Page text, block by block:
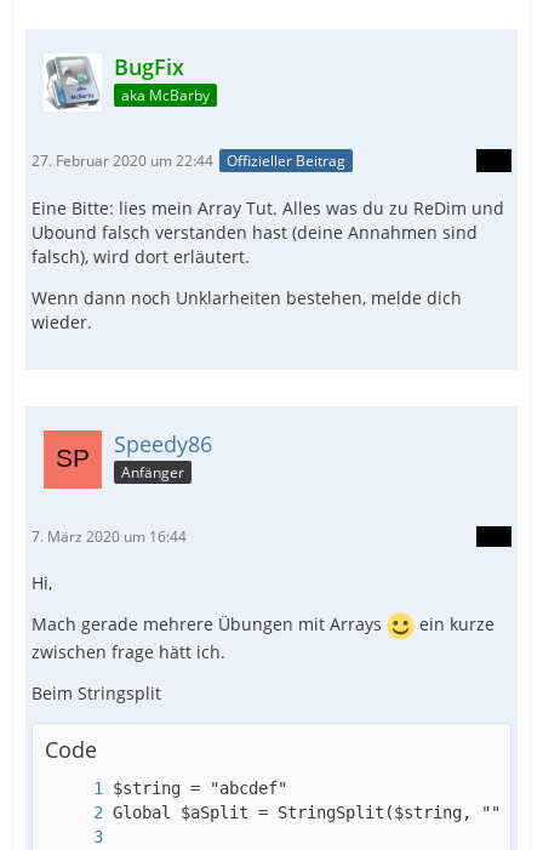
BugFix
aka McBarby
27. Februar 2020 um 22:44 Offizieller Beitrag
Eine Bitte: lies mein Array Tut. Alles was du zu ReDim und
Ubound falsch verstanden hast (deine Annahmen sind
falsch), wird dort erläutert.
Wenn dann noch Unklarheiten bestehen, melde dich
wieder.
Speedy86
Anfänger
7. März 2020 um 16:44
Hi,
Mach gerade mehrere Übungen mit Arrays
ein kurze
zwischen frage hätt ich.
Beim Stringsplit
Code